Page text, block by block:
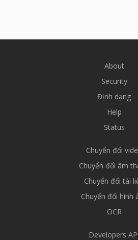
About
Security
Định dạng
Help
Status
Chuyển đổi
Chuyển đổi âm
Chuyển đổi tài
Chuyển đổi hình
OCR
Developers